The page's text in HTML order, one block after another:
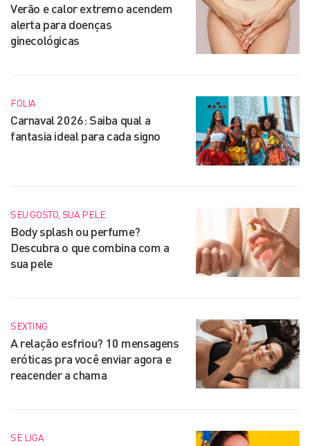
Verão e calor extremo acendem
alerta para doenças
ginecológicas
FOLIA
Carnaval 2026: Saiba qual a
fantasia ideal para cada signo
SEU GOSTO, SUA PELE
Body splash ou perfume?
Descubra o que combina com a
sua pele
SEXTING
A relação esfriou? 10 mensagens
eróticas pra você enviar agora e
reacender a chama
SE LIGA